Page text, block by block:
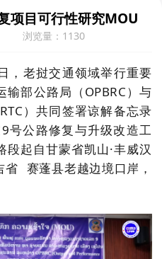
项目可行性研究MOU
浏览量：1130
，老挝交通领域举行重要
部公路局（OPBRC）与
）共同签署谅解备忘录
号公路修复与升级改造工
段起自甘蒙省凯山·丰威汉
省 赛蓬县老越边境口岸，